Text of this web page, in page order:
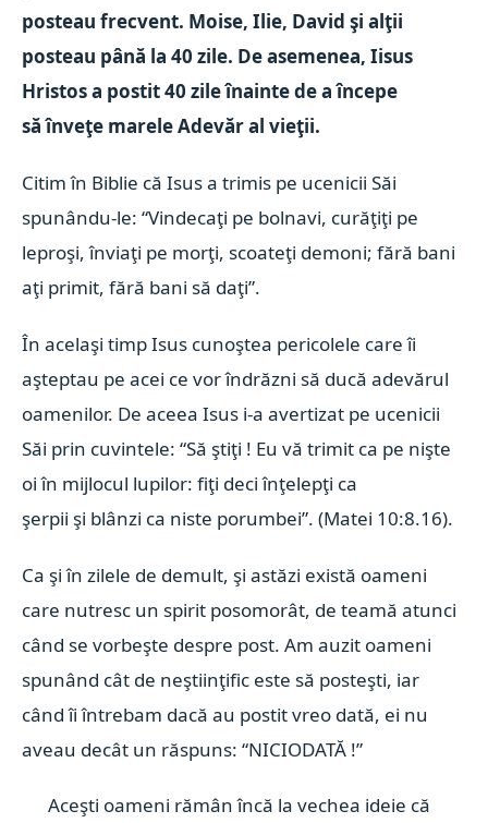
posteau frecvent. Moise, Ilie, David şi alţii
posteau până la 40 zile. De asemenea, Iisus
Hristos a postit 40 zile înainte de a începe
să înveţe marele Adevăr al vieţii.
Citim în Biblie că Isus a trimis pe ucenicii Săi
spunându-le: “Vindecaţi pe bolnavi, curăţiţi pe
leproşi, înviaţi pe morţi, scoateţi demoni; fără bani
aţi primit, fără bani să daţi”.
În acelaşi timp Isus cunoştea pericolele care îi
aşteptau pe acei ce vor îndrăzni să ducă adevărul
oamenilor. De aceea Isus i-a avertizat pe ucenicii
Săi prin cuvintele: “Să ştiţi ! Eu vă trimit ca pe nişte
oi în mijlocul lupilor: fiţi deci înţelepţi ca
şerpii şi blânzi ca niste porumbei”. (Matei 10:8.16).
Ca şi în zilele de demult, şi astăzi există oameni
care nutresc un spirit posomorât, de teamă atunci
când se vorbeşte despre post.Am auzit oameni
spunând cât de neştiinţific este să posteşti, iar
când îi întrebam dacă au postit vreo dată, ei nu
aveau decât un răspuns: “NICIODATĂ !”
Aceşti oameni rămân încă la vechea ideie că